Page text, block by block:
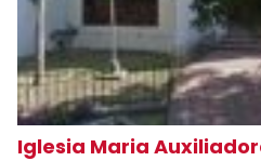
Iglesia Maria